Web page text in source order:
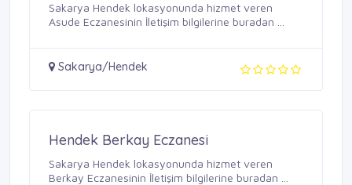
Sakarya Hendek lokasyonunda hizmet veren
Asude Eczanesinin İletişim bilgilerine buradan ...
Sakarya/Hendek
Hendek Berkay Eczanesi
Sakarya Hendek lokasyonunda hizmet veren
Berkay Eczanesinin İletişim bilgilerine buradan ...